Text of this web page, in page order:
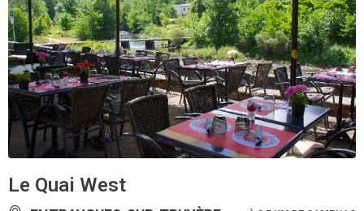
Le Quai West